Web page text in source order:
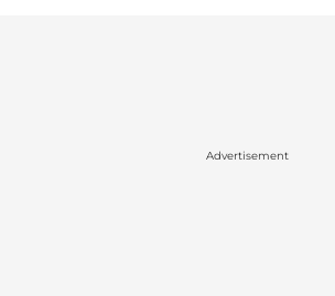
Advertisement